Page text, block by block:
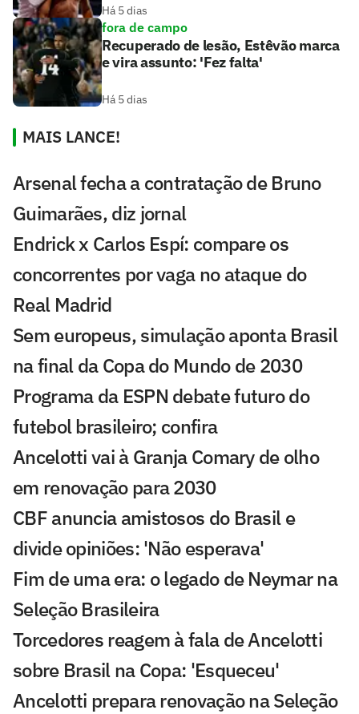
Há 5 dias
fora de campo
Recuperado de lesão, Estêvão marca
e vira assunto: 'Fez falta'
Há 5 dias
MAIS LANCE!
Arsenal fecha a contratação de Bruno
Guimarães, diz jornal
Endrick x Carlos Espí: compare os
concorrentes por vaga no ataque do
Real Madrid
Sem europeus, simulação aponta Brasil
na final da Copa do Mundo de 2030
Programa da ESPN debate futuro do
futebol brasileiro; confira
Ancelotti vai à Granja Comary de olho
em renovação para 2030
CBF anuncia amistosos do Brasil e
divide opiniões: 'Não esperava'
Fim de uma era: o legado de Neymar na
Seleção Brasileira
Torcedores reagem à fala de Ancelotti
sobre Brasil na Copa: 'Esqueceu'
Ancelotti prepara renovação na Seleção